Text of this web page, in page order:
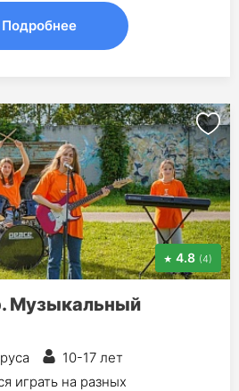
Подробнее
4.8 (4)
Музыкальный
10-17 лет
играть на разных